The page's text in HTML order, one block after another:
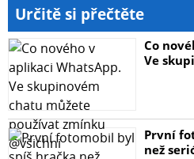
a ostatní zařízení používající
D1052L, MLT-D1052S
Určitě si přečtěte
Co
Ve
První
než